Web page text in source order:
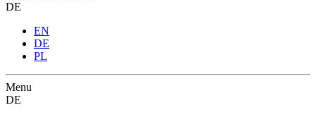
DE
EN
DE
PL
Menu
DE